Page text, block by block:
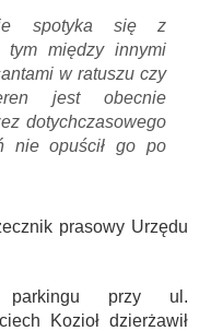
spotyka się z
tym między innymi
w ratuszu czy
jest obecnie
dotychczasowego
nie opuścił go po
prasowy Urzędu
parkingu przy ul.
Kozioł dzierżawił